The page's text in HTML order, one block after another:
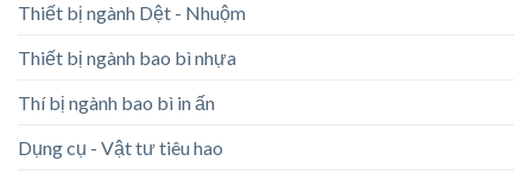
Thiết bị ngành Dệt - Nhuộm
Thiết bị ngành bao bì nhựa
Thí bị ngành bao bì in ấn
Dụng cụ - Vật tư tiêu hao